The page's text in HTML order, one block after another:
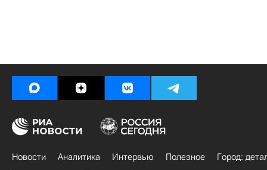
Новости Аналитика Интервью Полезное
Город: